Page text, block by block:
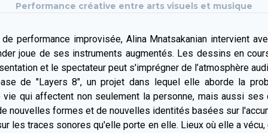
Performance créative entre arts visuels et musique
performance improvisée, Alina Mnatsakanian intervient
joue de ses instruments augmentés. Les dessins en
et le spectateur peut s'imprégner de l’atmosphère
de "Layers 8", un projet dans lequel elle aborde la
qui affectent non seulement la personne, mais aussi
nouvelles formes et de nouvelles identités basées sur
les traces sonores qu'elle porte en elle. Lieux où elle a